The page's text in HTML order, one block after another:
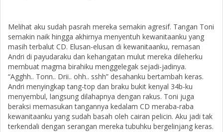
Melihat aku sudah pasrah mereka semakin agresif. Tangan Toni
semakin naik hingga akhirnya menyentuh kewanitaanku yang
masih terbalut CD. Elusan-elusan di kewanitaanku, remasan
Andri di payudaraku dan kehangatan mulut mereka dileherku
membuat magma birahiku menggelegak sejadi-jadinya.
“Agghh.. Tonn.. Drii.. ohh.. sshh” desahanku bertambah keras.
Andri menyingkap tang-top dan braku bukit kenyal 34b-ku
menyembul, langsung dilahapnya dengan rakus. Toni juga
beraksi memasukan tangannya kedalam CD meraba-raba
kewanitaanku yang sudah basah oleh cairan pelicin. Aku jadi tak
terkendali dengan serangan mereka tubuhku bergelinjang keras.